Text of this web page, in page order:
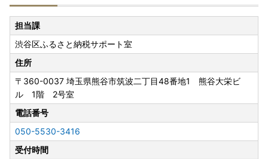
令和7年12月31日23時59分までに決済完了していただけれ
ば、令和7年中の寄附として取り扱いさせていただきます。
《年末年始の返礼品・寄附金受領証明書の発送について》
通常より発送にお時間をいただく場合がございます。ご了承
の上お申し込みをお願いいたします。
《ワンストップ特例申請書の提出について》
12月25日(木)までに決済を完了され、ワンストップ特例申請
を希望される方には、渋谷区から申請書を郵送いたします。
12月26日(金)～12月31日(水)に寄附された方についても、ワ
ンストップ特例申請書を送付いたしますが、郵便の発送が年
担当課
渋谷区ふるさと納税サポート室
住所
〒360-0037 埼玉県熊谷市筑波二丁目48番地1 熊谷大栄ビ
ル 1階 2号室
電話番号
050-5530-3416
受付時間